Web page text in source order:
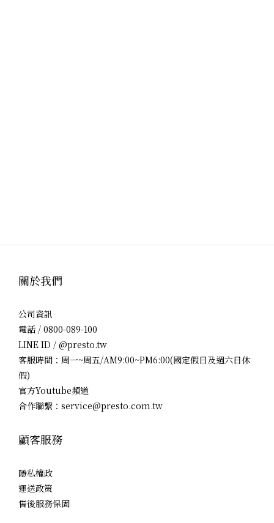
關於我們
公司資訊
電話 / 0800-089-100
LINE ID / @presto.tw
客服時間：周一~周五/AM9:00~PM6:00(國定假日及週六日休
假)
官方Youtube頻道
合作聯繫：service@presto.com.tw
顧客服務
隱私權政
運送政策
售後服務保固